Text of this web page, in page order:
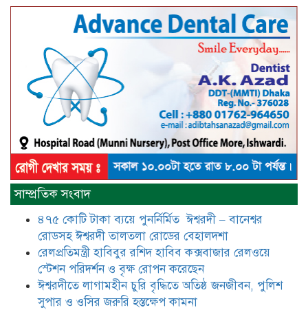
বাংলাদেশসহ বাসযোগ্য পৃথিবী গড়তে
গাছ লাগিয়ে অক্সিজেন ফ্যাক্টরী গড়ে
তোলার বিকল্প নেই——বিএনপির
কেন্দ্রিয় নেতা সাবেক এমপি বীর
মুক্তিযোদ্ধা সিরাজুল ইসলাম সরদার
আটঘরিয়ায় বিএনপি নেতার ভাতিজাকে ছাত্রলীগের সাধারণ
​​অবৈধ অর্থ বা পেশীশক্তি না থাকলে
রাজনীতিতে টিকে থাকার একমাত্র উপায়
বিএনপির কেন্দ্রিয় নেতা সিরাজুল ইসলাম
সরদার
মধুমতি এক্সপ্রেস ট্রেনে রেলওয়ে জেলা
ডিবি টিমের বিশেষ অভিযানে রতন লাল
বিশ্বাসকে ৫০ বোতল কোডিন যুক্ত
সিরাপসহ গ্রেফতার
সাম্প্রতিক সংবাদ
৪৭৫ কোটি টাকা ব্যয়ে পুনর্নির্মিত ঈশ্বরদী – বানেশ্বর
রোডসহ ঈশ্বরদী তালতলা রোডের বেহালদশা
রেলপ্রতিমন্ত্রী হাবিবুর রশিদ হাবিব কক্সবাজার রেলওয়ে
স্টেশন পরিদর্শন ও বৃক্ষ রোপন করেছেন
ঈশ্বরদীতে লাগামহীন চুরি বৃদ্ধিতে অতিষ্ঠ জনজীবন, পুলিশ
সুপার ও ওসির জরুরি হস্তক্ষেপ কামনা ​